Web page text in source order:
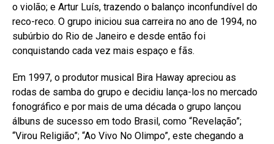
o violão; e Artur Luís, trazendo o balanço inconfundível do
reco-reco. O grupo iniciou sua carreira no ano de 1994, no
subúrbio do Rio de Janeiro e desde então foi
conquistando cada vez mais espaço e fãs.
Em 1997, o produtor musical Bira Haway apreciou as
rodas de samba do grupo e decidiu lança-los no mercado
fonográfico e por mais de uma década o grupo lançou
álbuns de sucesso em todo Brasil, como “Revelação”;
“Virou Religião”; “Ao Vivo No Olimpo”, este chegando a